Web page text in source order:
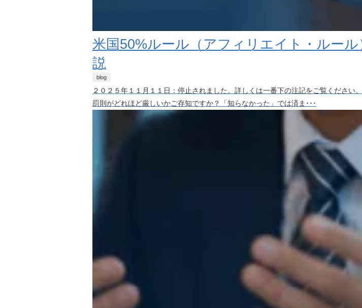
米国50%ルール（アフィリエイト・ルー
説
blog
２０２５年１１月１１日：停止されました。詳しくは一番下の注記をご覧ください
罰則がどれほど厳しいかご存知ですか？「知らなかった」では済ま･･･